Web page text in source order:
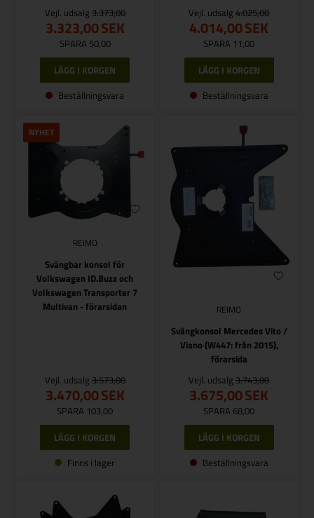
Vejl. udsalg 3.373,00
3.323,00SEK
SPARA 50,00
Beställningsvara
Vejl. udsalg4.025,00
4.014,00SEK
SPARA 11,00
Beställningsvara
NYHET
REIMO
Svängbar konsol för
Volkswagen ID.Buzz och
Volkswagen Transporter 7
Multivan - förarsidan
Vejl. udsalg 3.573,00
3.470,00SEK
SPARA 103,00
Finns i lager
REIMO
Svängkonsol Mercedes Vito /
Viano (W447: från 2015),
förarsida
Vejl. udsalg3.743,00
3.675,00SEK
SPARA 68,00
Beställningsvara